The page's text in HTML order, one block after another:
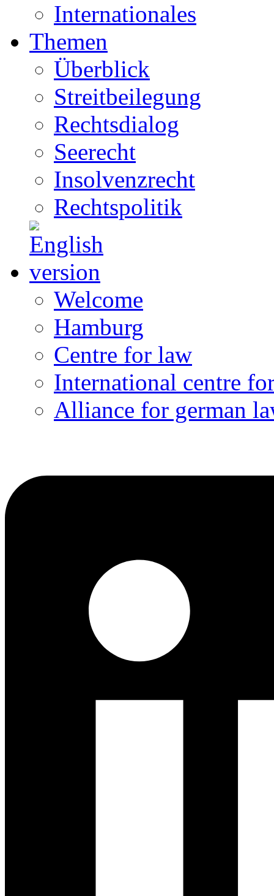
Internationales
Themen
Überblick
Streitbeilegung
Rechtsdialog
Seerecht
Insolvenzrecht
Rechtspolitik
Welcome
Hamburg
Centre for law
International centre
Alliance for german